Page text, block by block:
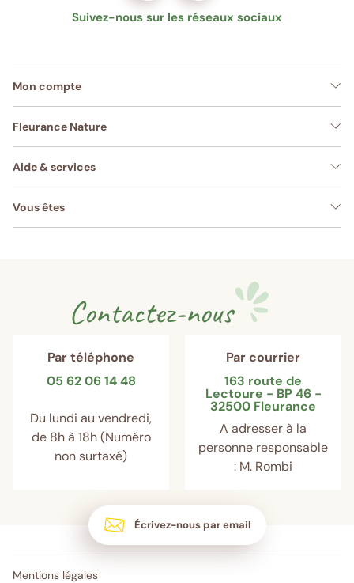
Suivez-nous sur les réseaux sociaux
Mon compte
Fleurance Nature
Aide & services
Vous êtes
Contactez-nous
Par téléphone
05 62 06 14 48
Du lundi au vendredi,
de 8h à 18h (Numéro
non surtaxé)
Par courrier
163 route de
Lectoure - BP 46 -
32500 Fleurance
A adresser à la
personne responsable
: M. Rombi
Écrivez-nous par email
Mentions légales